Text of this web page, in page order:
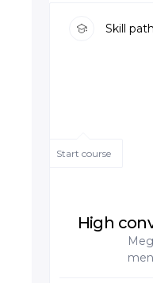
Skill path
Start course
High